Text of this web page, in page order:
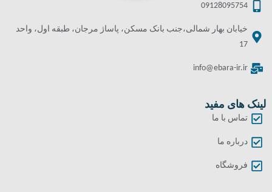
09128095754
خیابان بهار شمالی،جنب بانک مسکن، پاساژ مرجان، طبقه اول، واحد
17
info@ebara-ir.ir
لینک های مفید
تماس با ما
درباره ما
فروشگاه